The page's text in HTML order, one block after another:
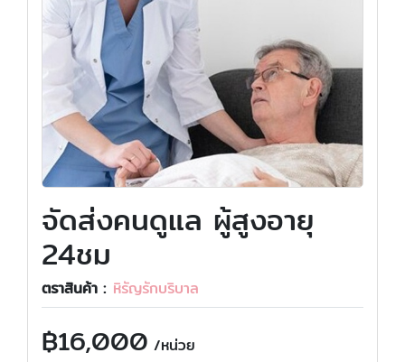
จัดส่งคนดูแล ผู้สูงอายุ
24ชม
ตราสินค้า : หิรัญรักบริบาล
฿16,000 /หน่วย